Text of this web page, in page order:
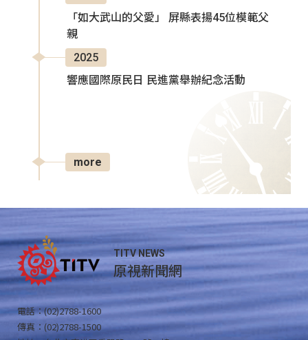
「如大武山的父愛」 屏縣表揚45位模範父
親
2025
響應國際原民日 民進黨舉辦紀念活動
more
TITV NEWS
原視新聞網
電話：(02)2788-1600
傳真：(02)2788-1500